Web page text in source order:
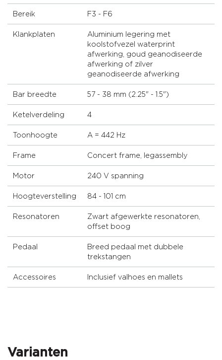
Bereik F3 - F6
Klankplaten
Aluminium legering met
koolstofvezel waterprint
afwerking, goud geanodiseerde
afwerking of zilver
geanodiseerde afwerking
Bar breedte 57 - 38 mm (2.25" - 1.5")
Ketelverdeling 4
Toonhoogte A = 442 Hz
Frame Concert frame, legassembly
Motor 240 V spanning
Hoogteverstelling 84 - 101 cm
Resonatoren
Zwart afgewerkte resonatoren,
offset boog
Pedaal
Breed pedaal met dubbele
trekstangen
Accessoires Inclusief valhoes en mallets
Varianten